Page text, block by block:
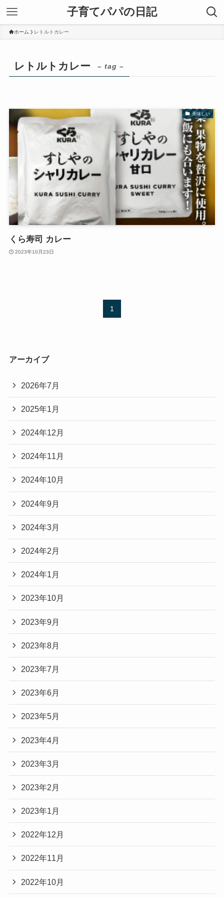
子育てパパの日記
ホーム レトルトカレー
レトルトカレー – tag –
美味しい
くら寿司 カレー
2023年10月23日
1
アーカイブ
2026年7月
2025年1月
2024年12月
2024年11月
2024年10月
2024年9月
2024年3月
2024年2月
2024年1月
2023年10月
2023年9月
2023年8月
2023年7月
2023年6月
2023年5月
2023年4月
2023年3月
2023年2月
2023年1月
2022年12月
2022年11月
2022年10月